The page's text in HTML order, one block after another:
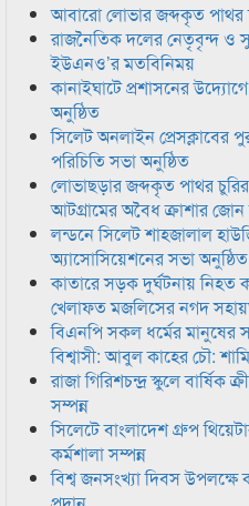
আবারো লোভার জব্দকৃত পাথর
রাজনৈতিক দলের নেতৃবৃন্দ ও
ইউএনও’র মতবিনিময়
কানাইঘাটে প্রশাসনের
অনুষ্ঠিত
সিলেট অনলাইন প্রেসক্লাবের
পরিচিতি সভা অনুষ্ঠিত
লোভাছড়ার জব্দকৃত পাথর
আটগ্রামের অবৈধ ক্রাশার জোন
লন্ডনে সিলেট শাহজালাল
অ্যাসোসিয়েশনের সভা অনুষ্ঠিত
কাতারে সড়ক দুর্ঘটনায় নিহত
খেলাফত মজলিসের নগদ
বিএনপি সকল ধর্মের মানুষের
বিশ্বাসী: আবুল কাহের চৌ:
রাজা গিরিশচন্দ্র স্কুলে বার্ষিক
সম্পন্ন
সিলেটে বাংলাদেশ গ্রুপ
কর্মশালা সম্পন্ন
বিশ্ব জনসংখ্যা দিবস